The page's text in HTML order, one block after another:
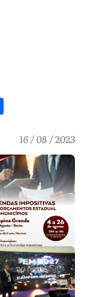
16 / 08 / 2023